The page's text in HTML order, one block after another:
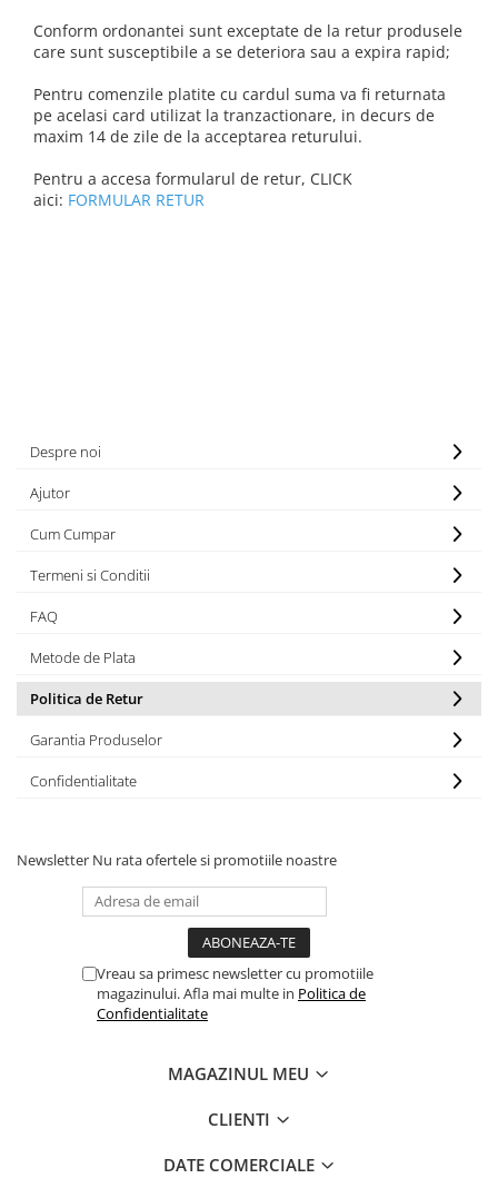
Conform ordonantei sunt exceptate de la retur produsele
care sunt susceptibile a se deteriora sau a expira rapid;
Pentru comenzile platite cu cardul suma va fi returnata
pe acelasi card utilizat la tranzactionare, in decurs de
maxim 14 de zile de la acceptarea returului.
Pentru a accesa formularul de retur, CLICK
aici: FORMULAR RETUR
Despre noi
Ajutor
Cum Cumpar
Termeni si Conditii
FAQ
Metode de Plata
Politica de Retur
Garantia Produselor
Confidentialitate
Newsletter Nu rata ofertele si promotiile noastre
Vreau sa primesc newsletter cu promotiile
magazinului. Afla mai multe in Politica de
Confidentialitate
MAGAZINUL MEU
CLIENTI
DATE COMERCIALE